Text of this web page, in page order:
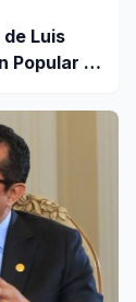
Luis
Popular a